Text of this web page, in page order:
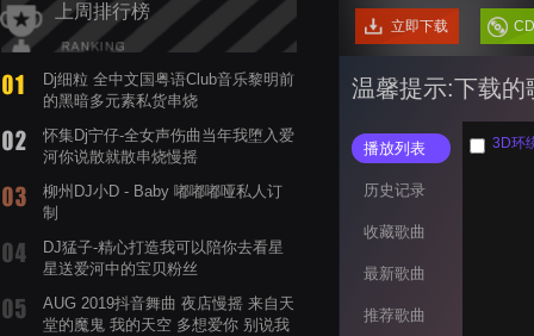
上周排行榜
Dj细粒 全中文国粤语Club音乐黎明前
的黑暗多元素私货串烧
怀集Dj宁仔-全女声伤曲当年我堕入爱
河你说散就散串烧慢摇
柳州DJ小D - Baby 嘟嘟嘟哑私人订
制
DJ猛子-精心打造我可以陪你去看星
星送爱河中的宝贝粉丝
AUG 2019抖音舞曲 夜店慢摇 来自天
堂的魔鬼 我的天空 多想爱你 别说我
立即下载
温馨提示:下载的
播放列表
历史记录
收藏歌曲
最新歌曲
推荐歌曲
3D环